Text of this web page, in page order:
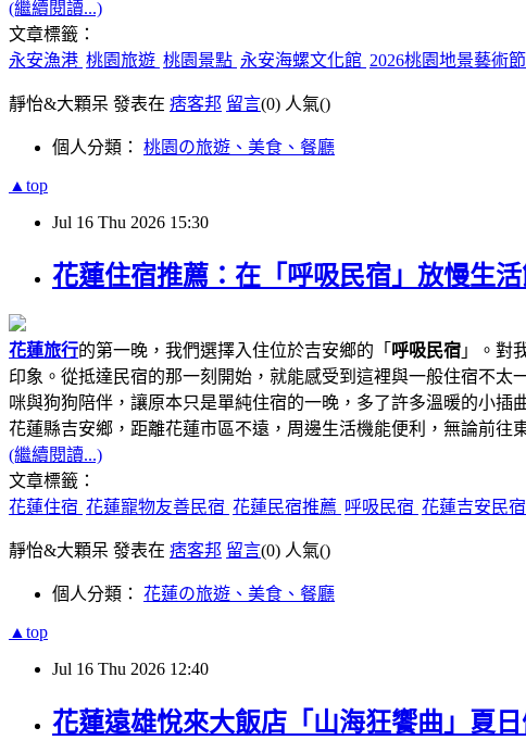
(繼續閱讀...)
文章標籤：
永安漁港 桃園旅遊 桃園景點 永安海螺文化館 2026桃園地景藝術節
靜怡&大顆呆 發表在 痞客邦 留言(0) 人氣()
個人分類： 桃園の旅遊、美食、餐廳
▲top
Jul 16 Thu 2026 15:30
花蓮住宿推薦：在「呼吸民宿」放慢生
花蓮旅行的第一晚，我們選擇入住位於吉安鄉的「 呼吸民宿 」。對
印象。從抵達民宿的那一刻開始，就能感受到這裡與一般住宿不
咪與狗狗陪伴，讓原本只是單純住宿的一晚，多了許多溫暖的小插
花蓮縣吉安鄉，距離花蓮市區不遠，周邊生活機能便利，無論前往
(繼續閱讀...)
文章標籤：
花蓮住宿 花蓮寵物友善民宿 花蓮民宿推薦 呼吸民宿 花蓮吉安民宿
靜怡&大顆呆 發表在 痞客邦 留言(0) 人氣()
個人分類： 花蓮の旅遊、美食、餐廳
▲top
Jul 16 Thu 2026 12:40
花蓮遠雄悅來大飯店「山海狂饗曲」夏